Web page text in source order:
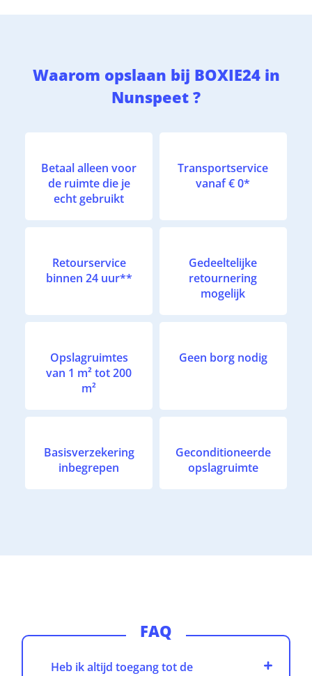
Waarom opslaan bij BOXIE24 in
Nunspeet ?
Betaal alleen voor
de ruimte die je
echt gebruikt
Transportservice
vanaf € 0*
Retourservice
binnen 24 uur**
Gedeeltelijke
retournering
mogelijk
Opslagruimtes
van 1 m² tot 200
m²
Geen borg nodig
Basisverzekering
inbegrepen
Geconditioneerde
opslagruimte
FAQ
Heb ik altijd toegang tot de